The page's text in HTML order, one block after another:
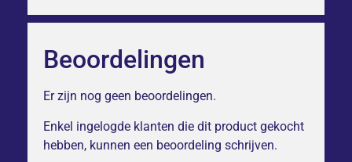
Beoordelingen
Er zijn nog geen beoordelingen.
Enkel ingelogde klanten die dit product gekocht
hebben, kunnen een beoordeling schrijven.